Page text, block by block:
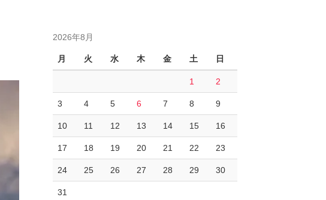
2026年8月
月 火 水 木 金 土 日
1 2
3 4 5 6 7 8 9
10 11 12 13 14 15 16
17 18 19 20 21 22 23
24 25 26 27 28 29 30
31